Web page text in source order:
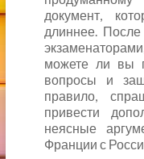
документ,
длиннее.
можете ли вы
вопросы и
правило,
привести
неясные
Франции с